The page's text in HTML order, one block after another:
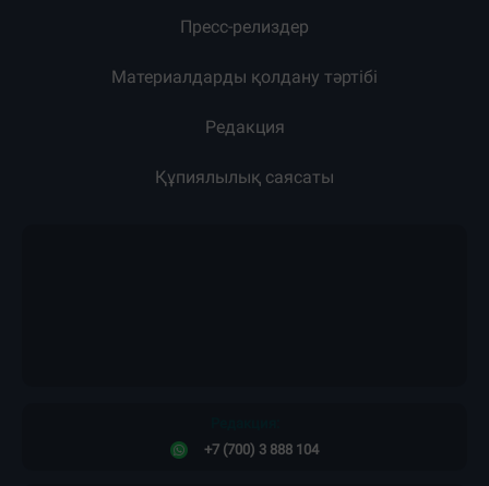
Пресс-релиздер
Материалдарды қолдану тәртібі
Редакция
Құпиялылық саясаты
+7 (700) 3 888 104